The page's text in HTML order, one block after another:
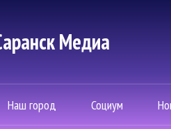
Mедиа
Наш город Социум